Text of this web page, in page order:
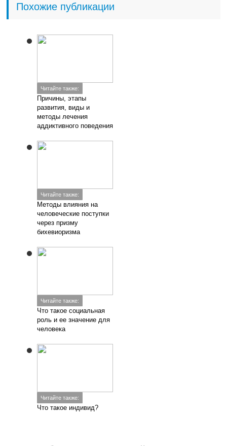
Похожие публикации
Читайте также:
Причины, этапы
развития, виды и
методы лечения
аддиктивного поведения
Читайте также:
Методы влияния на
человеческие поступки
через призму
бихевиоризма
Читайте также:
Что такое социальная
роль и ее значение для
человека
Читайте также:
Что такое индивид?